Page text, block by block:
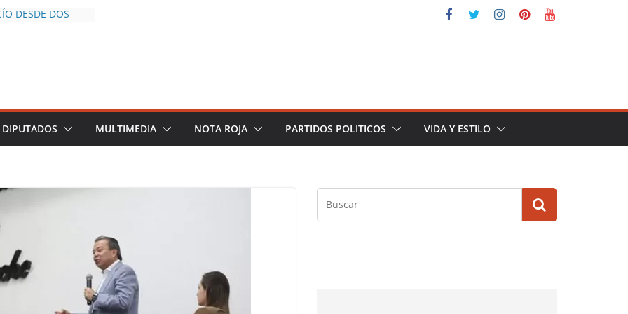
DESDE DOS
AL INFLUENCER
DURANTE
EN
A LAS
TERMINA
DE
PLAN
DIPUTADOS MULTIMEDIA NOTA ROJA PARTIDOS POLITICOS VIDA Y ESTILO